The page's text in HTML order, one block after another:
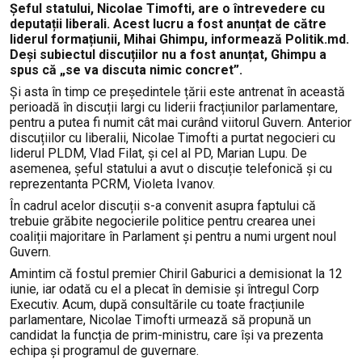
Șeful statului, Nicolae Timofti, are o întrevedere cu
deputații liberali. Acest lucru a fost anunțat de către
liderul formațiunii, Mihai Ghimpu, informează Politik.md.
Deși subiectul discuțiilor nu a fost anunțat, Ghimpu a
spus că „se va discuta nimic concret”.
Și asta în timp ce președintele țării este antrenat în această
perioadă în discuții largi cu liderii fracțiunilor parlamentare,
pentru a putea fi numit cât mai curând viitorul Guvern. Anterior
discuțiilor cu liberalii, Nicolae Timofti a purtat negocieri cu
liderul PLDM, Vlad Filat, și cel al PD, Marian Lupu. De
asemenea, șeful statului a avut o discuție telefonică și cu
reprezentanta PCRM, Violeta Ivanov.
În cadrul acelor discuții s-a convenit asupra faptului că
trebuie grăbite negocierile politice pentru crearea unei
coaliții majoritare în Parlament și pentru a numi urgent noul
Guvern.
Amintim că fostul premier Chiril Gaburici a demisionat la 12
iunie, iar odată cu el a plecat în demisie și întregul Corp
Executiv. Acum, după consultările cu toate fracțiunile
parlamentare, Nicolae Timofti urmează să propună un
candidat la funcția de prim-ministru, care își va prezenta
echipa și programul de guvernare.